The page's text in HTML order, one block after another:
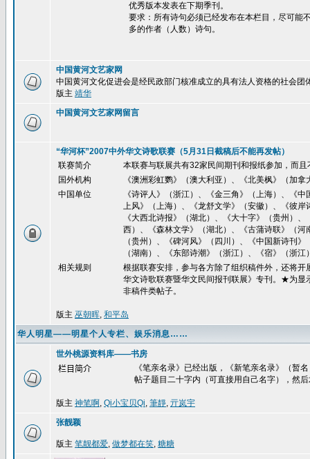
优秀版本发表在下期季刊。
要求：所有诗句必须已经发布在本栏目，尽可能
多的作者（人数）诗句。
中国黄河文艺家网
中国黄河文化促进会是经民政部门核准成立的具有法人资格的社会
版主 靖华
中国黄河文艺家网留言
“华河杯”2007中外华文诗歌联赛（5月31日截稿后不能再发帖）
联赛简介
本联赛与联展共有32家民间期刊和报纸参加，而
国外机构
《澳洲彩虹鹦》（澳大利亚）、《北美枫》（加
中国单位
《诗评人》（浙江）、《金三角》（上海）、《
上风》（上海）、《龙舒文学》（安徽）、《彼
《大西北诗报》（湖北）、《大十字》（贵州）
西）、《森林文学》（湖北）、《古蒲诗联》（
（贵州）、《碑河风》（四川）、《中国新诗刊
（湖南）、《东部诗潮》（浙江）、《宿》（浙
相关规则
根据联赛安排，参与各方除了组织稿件外，还将
华文诗歌联赛暨华文民间报刊联展》专刊。★为显
非稿件类帖子。
版主 巫朝晖, 和平岛
华人明星——明星个人专栏、娱乐消息……
世外桃源资料库——书房
栏目简介
《笔亲名录》已经出版，《新笔亲名录》（暂
帖子题目二十字内（可直接用自己名字），然
版主 神笔啊, Qi小宝贝Qi, 筆靜, 亓岚宇
张靓颖
版主 笔靓都爱, 做梦都在笑, 糖糖